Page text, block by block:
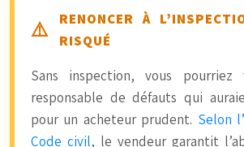
RENONCER À
RISQUÉ
Sans inspection, vous pourriez
responsable de défauts qui
pour un acheteur prudent. Selon
Code civil, le vendeur garantit